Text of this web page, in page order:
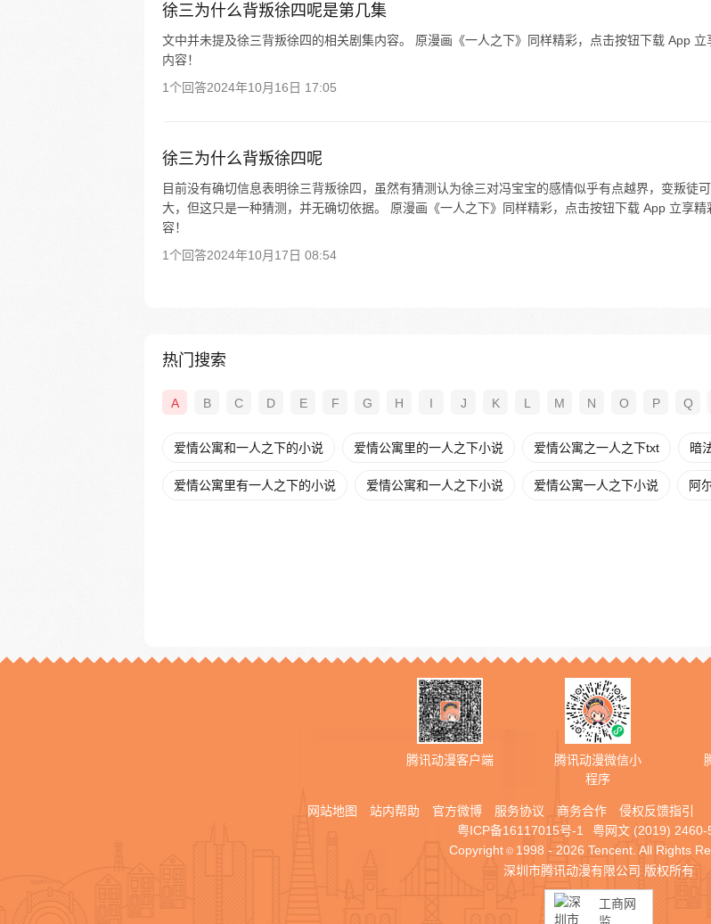
徐三为什么背叛徐四呢是第几集
文中并未提及徐三背叛徐四的相关剧集内容。 原漫画《一人之下》同样精彩，点击按钮下载 App 立
内容！
1个回答2024年10月16日 17:05
徐三为什么背叛徐四呢
目前没有确切信息表明徐三背叛徐四，虽然有猜测认为徐三对冯宝宝的感情似乎有点越界，变叛徒
大，但这只是一种猜测，并无确切依据。 原漫画《一人之下》同样精彩，点击按钮下载 App 立享精
容！
1个回答2024年10月17日 08:54
热门搜索
A B C D E F G H I J K L M N O P Q
爱情公寓和一人之下的小说 爱情公寓里的一人之下小说 爱情公寓之一人之下txt 暗
爱情公寓里有一人之下的小说 爱情公寓和一人之下小说 爱情公寓一人之下小说 阿
腾讯动漫客户端
腾讯动漫微信小
程序
网站地图 站内帮助 官方微博 服务协议 商务合作 侵权反馈指引
粤ICP备16117015号-1
粤网文 (2019) 2460-
Copyright © 1998 - 2026 Tencent. All Rights
深圳市腾讯动漫有限公司 版权所有
工商网